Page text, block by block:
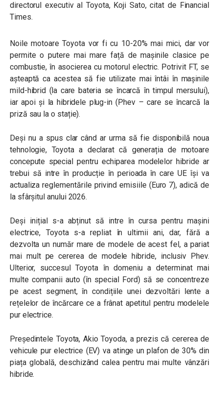
directorul executiv al Toyota, Koji Sato, citat de Financial
Times.
Noile motoare Toyota vor fi cu 10-20% mai mici, dar vor
permite o putere mai mare față de mașinile clasice pe
combustie, în asocierea cu motorul electric. Potrivit FT, se
așteaptă ca acestea să fie utilizate mai întâi în mașinile
mild-hibrid (la care bateria se încarcă în timpul mersului),
iar apoi și la hibridele plug-in (Phev – care se încarcă la
priză sau la o stație).
Deși nu a spus clar când ar urma să fie disponibilă noua
tehnologie, Toyota a declarat că generația de motoare
concepute special pentru echiparea modelelor hibride ar
trebui să intre în producție în perioada în care UE își va
actualiza reglementările privind emisiile (Euro 7), adică de
la sfârșitul anului 2026.
Deși inițial s-a abținut să intre în cursa pentru mașini
electrice, Toyota s-a repliat în ultimii ani, dar, fără a
dezvolta un număr mare de modele de acest fel, a pariat
mai mult pe cererea de modele hibride, inclusiv Phev.
Ulterior, succesul Toyota în domeniu a determinat mai
multe companii auto (în special Ford) să se concentreze
pe acest segment, în condițiile unei dezvoltări lente a
rețelelor de încărcare ce a frânat apetitul pentru modelele
pur electrice.
Președintele Toyota, Akio Toyoda, a prezis că cererea de
vehicule pur electrice (EV) va atinge un plafon de 30% din
piața globală, deschizând calea pentru mai multe vânzări
hibride.